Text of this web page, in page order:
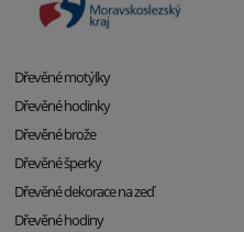
Dřevěné motýlky
Dřevěné hodinky
Dřevěné brože
Dřevěné šperky
Dřevěné dekorace na zeď
Dřevěné hodiny